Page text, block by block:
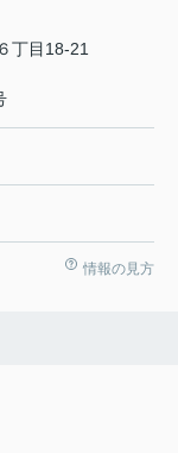
丁目18-21
情報の見方